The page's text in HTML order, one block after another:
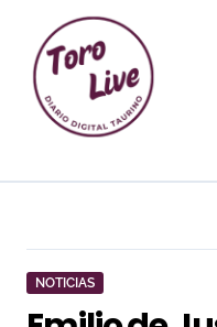
contenido
NOTICIAS